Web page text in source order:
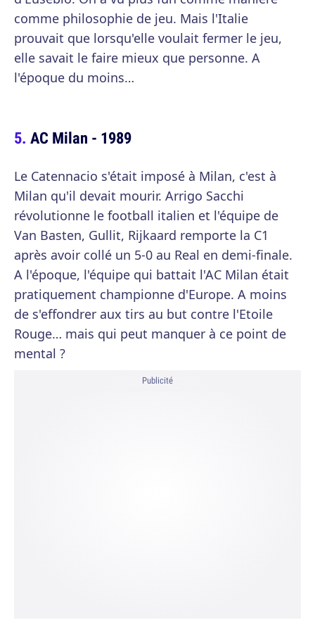
comme philosophie de jeu. Mais l'Italie
prouvait que lorsqu'elle voulait fermer le jeu,
elle savait le faire mieux que personne. A
l'époque du moins…
AC Milan - 1989
Le Catennacio s'était imposé à Milan, c'est à
Milan qu'il devait mourir. Arrigo Sacchi
révolutionne le football italien et l'équipe de
Van Basten, Gullit, Rijkaard remporte la C1
après avoir collé un 5-0 au Real en demi-finale.
A l'époque, l'équipe qui battait l'AC Milan était
pratiquement championne d'Europe. A moins
de s'effondrer aux tirs au but contre l'Etoile
Rouge… mais qui peut manquer à ce point de
mental ?
Publicité